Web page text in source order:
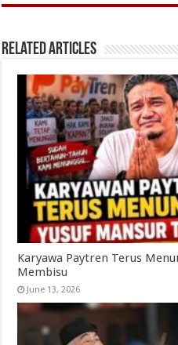
Related Articles
Karyawa Paytren Terus
Membisu
June 13, 2026